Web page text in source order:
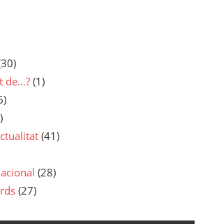
de…? (1)
(41)
(28)
(27)